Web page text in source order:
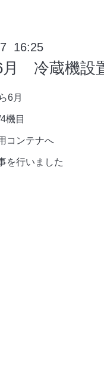
16:25
月 冷蔵機設
6月
機目
コンテナへ
を行いました